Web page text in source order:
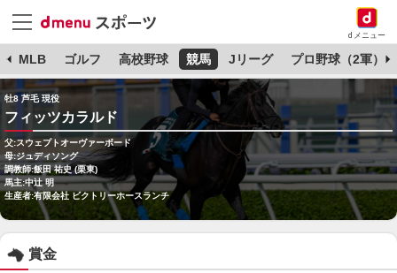
dメニュー
MLB ゴルフ 高校野球 競馬 Jリーグ プロ野球（2軍）
牡8 芦毛 現役
フィッツカラルド
父:スウェプトオーヴァーボード
母:ジュディソング
調教師:飯田 祐史 (栗東)
馬主:中辻 明
生産者:有限会社 ビクトリーホースランチ
賞金